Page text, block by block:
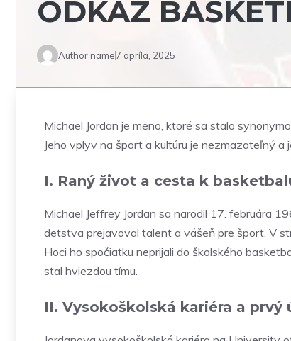
ODKAZ
Author name7 apríla, 2025
Michael Jordan je meno, ktoré sa stalo
Jeho vplyv na šport a kultúru je nezmazateľný a
I. Raný život a cesta k
Michael Jeffrey Jordan sa narodil 17. februára
detstva prejavoval talent a vášeň pre šport. V
Hoci ho spočiatku neprijali do školského
stal hviezdou tímu.
II. Vysokoškolská kariéra a prvý